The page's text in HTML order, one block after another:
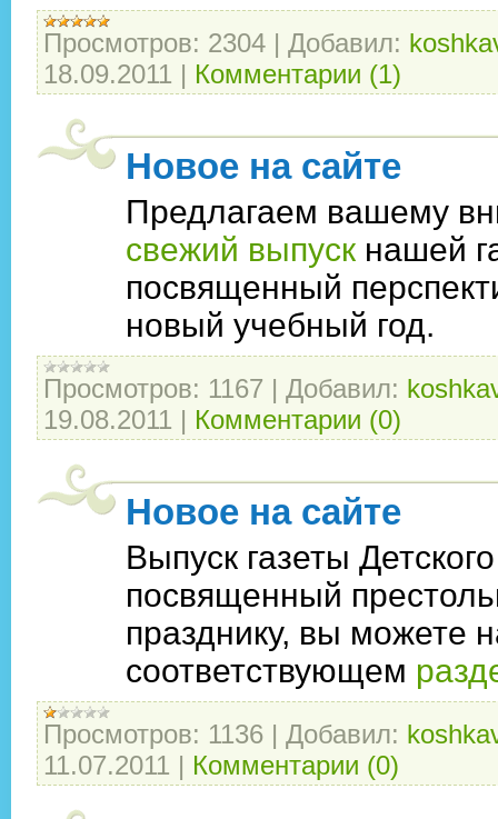
Просмотров: 2304 | Добавил:
18.09.2011 | Комментарии (1)
Новое на сайте
Предлагаем вашему
свежий выпуск нашей
посвященный
новый учебный год.
Просмотров: 1167 | Добавил:
19.08.2011 | Комментарии (0)
Новое на сайте
Выпуск газеты
посвященный
празднику, вы можете
соответствующем
Просмотров: 1136 | Добавил:
11.07.2011 | Комментарии (0)